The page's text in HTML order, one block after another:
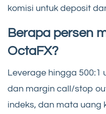
komisi untuk deposit
Berapa persen
OctaFX?
Leverage hingga 500:1
dan margin call/stop
indeks, dan mata uang